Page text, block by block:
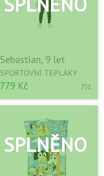
Sebastian, 9 let
SPORTOVNÍ TEPLÁKY
779 Kč 751